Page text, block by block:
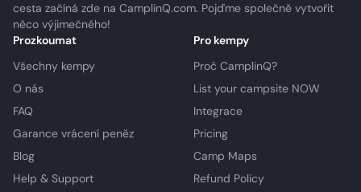
cesta začíná zde na CamplinQ.com. Pojďme společně vytvořit
něco výjimečného!
Prozkoumat
Všechny kempy
O nás
FAQ
Garance vrácení peněz
Blog
Help & Support
Pro kempy
Proč CamplinQ?
List your campsite NOW
Integrace
Pricing
Camp Maps
Refund Policy